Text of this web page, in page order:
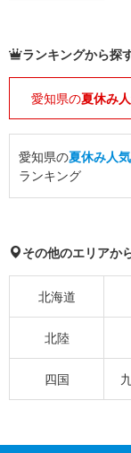
ランキングから探
愛知県の夏休み
愛知県の夏休み人
ランキング
その他のエリアか
北海道
北陸
四国